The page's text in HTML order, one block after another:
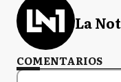
La
COMENTARIOS